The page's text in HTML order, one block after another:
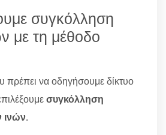
συγκόλληση
με τη μέθοδο
πρέπει να οδηγήσουμε δίκτυο
συγκόλληση
ινών.